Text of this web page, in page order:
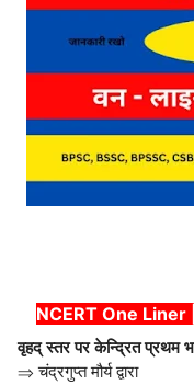
NCERT One Liner |
वृहद् स्तर पर केन्द्रित प्रथम
⇒चंद्रगुप्त मौर्य द्वारा